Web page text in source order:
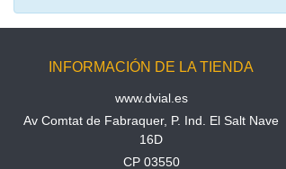
INFORMACIÓN DE LA TIENDA
www.dvial.es
Av Comtat de Fabraquer, P. Ind. El Salt Nave
16D
CP 03550